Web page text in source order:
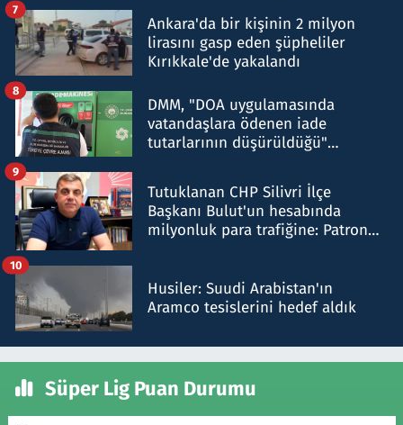
Ankara'da bir kişinin 2 milyon
lirasını gasp eden şüpheliler
Kırıkkale'de yakalandı
7
DMM, "DOA uygulamasında
vatandaşlara ödenen iade
tutarlarının düşürüldüğü"
8
Tutuklanan CHP Silivri İlçe
Başkanı Bulut'un hesabında
milyonluk para trafiğine: Patron
9
Husiler: Suudi Arabistan'ın
Aramco tesislerini hedef aldık
10
Süper Lig Puan Durumu